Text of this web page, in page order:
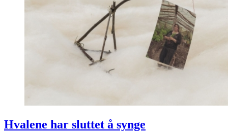
Hvalene har sluttet å synge